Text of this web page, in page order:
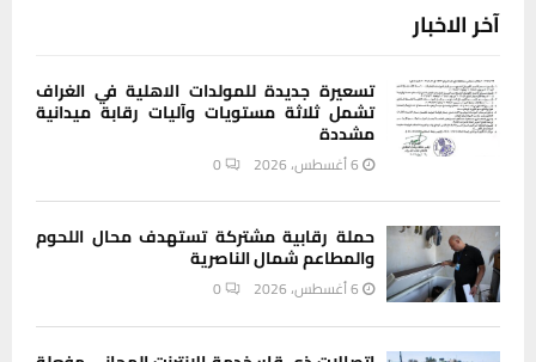
آخر الاخبار
تسعيرة جديدة للمولدات الاهلية في الغراف
تشمل ثلاثة مستويات وآليات رقابة ميدانية
مشددة
6 أغسطس، 2026 0
حملة رقابية مشتركة تستهدف محال اللحوم
والمطاعم شمال الناصرية
6 أغسطس، 2026 0